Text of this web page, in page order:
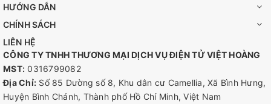
kèm với hai loại ống kính khác nhau để phù hợp hơn với nhu cầu
thông qua bốn phương pháp quản lý: giao diện người dùng
web, giao diện người dùng NVR, ứng dụng VIGI và Trình quản lý
bảo mật VIGI.
HƯỚNG DẪN
CHÍNH SÁCH
LIÊN HỆ
CÔNG TY TNHH THƯƠNG MẠI DỊCH VỤ ĐIỆN TỬ VIỆT HOÀNG
MST: 0316799082
Địa Chỉ: Số 85 Dường số 8, Khu dân cư Camellia, Xã Bình Hưng,
Huyện Bình Chánh, Thành phố Hồ Chí Minh, Việt Nam